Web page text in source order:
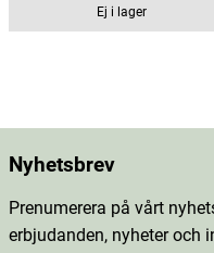
Ej i lager
Nyhetsbrev
Prenumerera på vårt
erbjudanden, nyheter och